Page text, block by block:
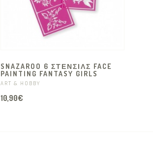
SNAZAROO 6 ΣΤΕΝΣΙΛΣ FACE
PAINTING FANTASY GIRLS
ART & HOBBY
10,90€